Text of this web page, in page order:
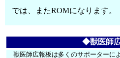
では、またROMになります。
◆獣医師
獣医師広報板は多くのサポーターに